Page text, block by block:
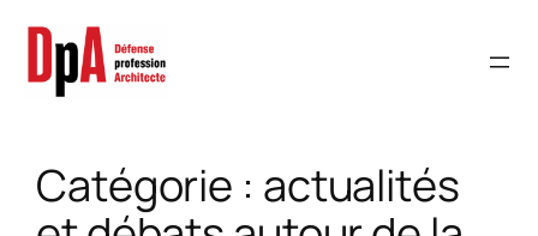
contenu
Catégorie : actualités